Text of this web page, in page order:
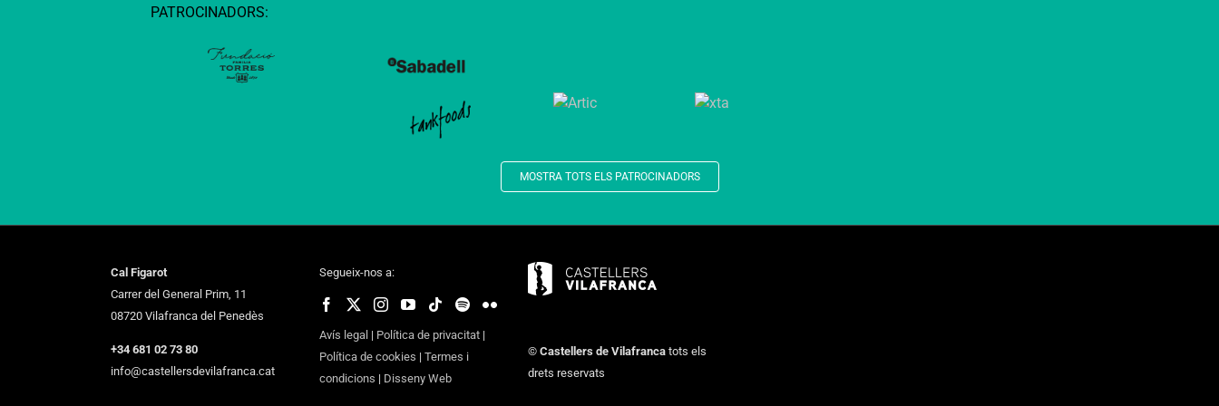
PATROCINADORS:
MOSTRA TOTS ELS PATROCINADORS
Cal Figarot
Carrer del General Prim, 11
08720 Vilafranca del Penedès
+34 681 02 73 80
info@castellersdevilafranca.cat
Segueix-nos a:
Avís legal | Política de privacitat |
Política de cookies | Termes i
condicions | Disseny Web
© Castellers de Vilafranca tots els
drets reservats